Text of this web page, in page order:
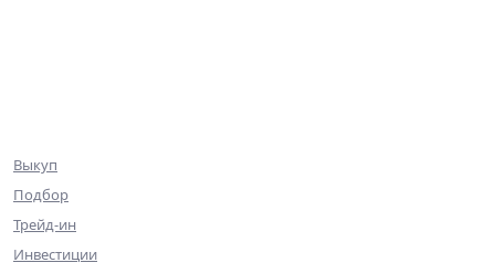
Выкуп
Подбор
Трейд-ин
Инвестиции